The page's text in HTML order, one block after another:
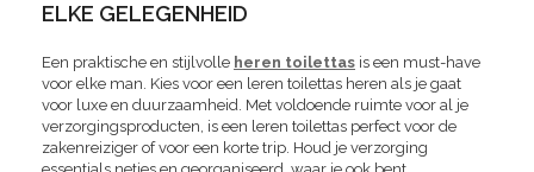
ELKE GELEGENHEID
Een praktische en stijlvolle heren toilettas is een must-have
voor elke man. Kies voor een leren toilettas heren als je gaat
voor luxe en duurzaamheid. Met voldoende ruimte voor al je
verzorgingsproducten, is een leren toilettas perfect voor de
zakenreiziger of voor een korte trip. Houd je verzorging